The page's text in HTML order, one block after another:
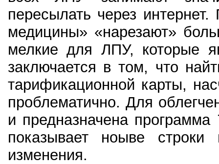
пересылать через
медицины» «нарезают»
мелкие для ЛПУ, которые
заключается в том, что
тарификационной карты,
проблематично. Для
и предназначена программа
показывает ноыве
изменения.